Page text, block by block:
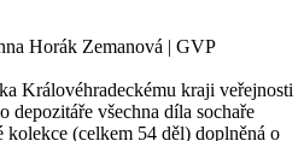
Horák Zemanová | GVP
Královéhradeckému kraji veřejnosti
depozitáře všechna díla sochaře
(celkem 54 děl) doplněná o